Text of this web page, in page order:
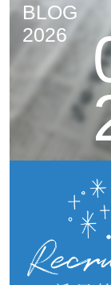
BLOG
2026